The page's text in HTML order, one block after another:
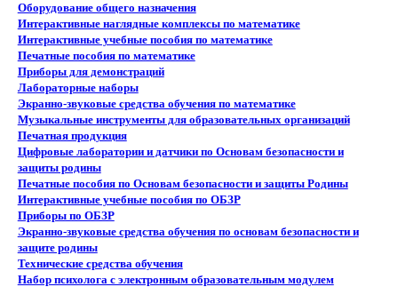
Оборудование общего назначения
Интерактивные наглядные комплексы по математике
Интерактивные учебные пособия по математике
Печатные пособия по математике
Приборы для демонстраций
Лабораторные наборы
Экранно-звуковые средства обучения по математике
Музыкальные инструменты для образовательных организаций
Печатная продукция
Цифровые лаборатории и датчики по Основам безопасности и
защиты родины
Печатные пособия по Основам безопасности и защиты Родины
Интерактивные учебные пособия по ОБЗР
Приборы по ОБЗР
Экранно-звуковые средства обучения по основам безопасности и
защите родины
Технические средства обучения
Набор психолога с электронным образовательным модулем